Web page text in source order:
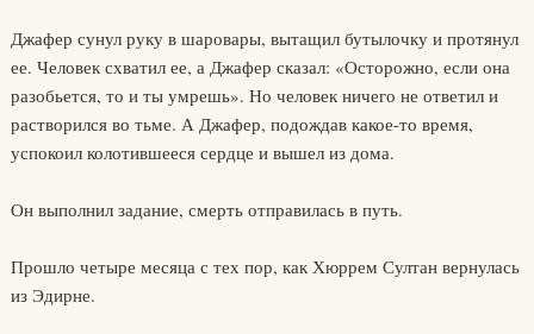
Джафер сунул руку в шаровары, вытащил бутылочку и протянул
ее. Человек схватил ее, а Джафер сказал: «Осторожно, если она
разобьется, то и ты умрешь». Но человек ничего не ответил и
растворился во тьме. А Джафер, подождав какое-то время,
успокоил колотившееся сердце и вышел из дома.
Он выполнил задание, смерть отправилась в путь.
Прошло четыре месяца с тех пор, как Хюррем Султан вернулась
из Эдирне.